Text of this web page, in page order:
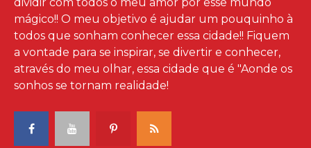
mágico!! O meu objetivo é ajudar um pouquinho à
todos que sonham conhecer essa cidade!! Fiquem
a vontade para se inspirar, se divertir e conhecer,
através do meu olhar, essa cidade que é "Aonde os
sonhos se tornam realidade!